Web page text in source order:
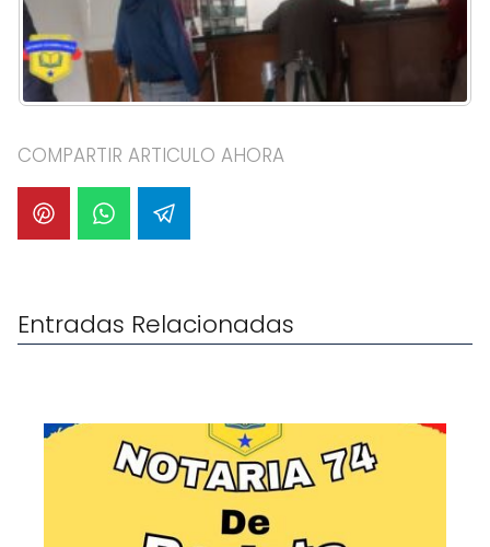
COMPARTIR ARTICULO AHORA
Entradas Relacionadas